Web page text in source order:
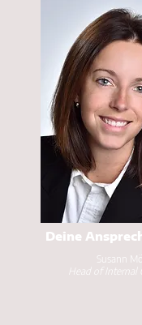
Susann
Head of Internal
Deine